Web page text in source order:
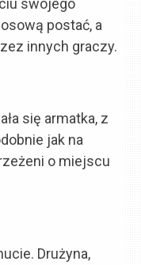
swojego
postać, a
innych graczy.
się armatka, z
jak na
o miejscu
Drużyna,